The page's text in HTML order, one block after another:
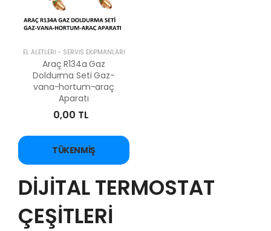
EL ALETLERİ - SERVİS EKİPMANLARI
Araç R134a Gaz
Doldurma Seti Gaz-
vana-hortum-araç
Aparatı
0,00 TL
TÜKENMIŞ
DİJİTAL TERMOSTAT
ÇEŞİTLERİ